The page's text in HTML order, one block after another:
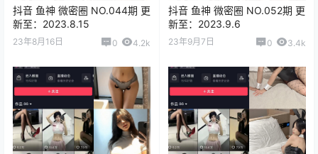
抖音 鱼神 微密圈 NO.044期 更
新至：2023.8.15
23年8月16日 0 4.2k
抖音 鱼神 微密圈 NO.052期 更
新至：2023.9.6
23年9月7日 0 3.4k